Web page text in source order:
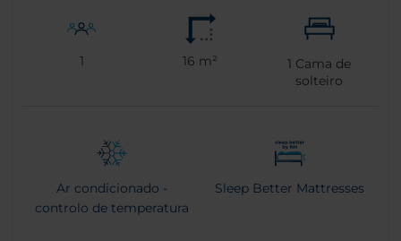
1 16 m² 1 Cama de
solteiro
Ar condicionado -
controlo de temperatura
Sleep Better Mattresses